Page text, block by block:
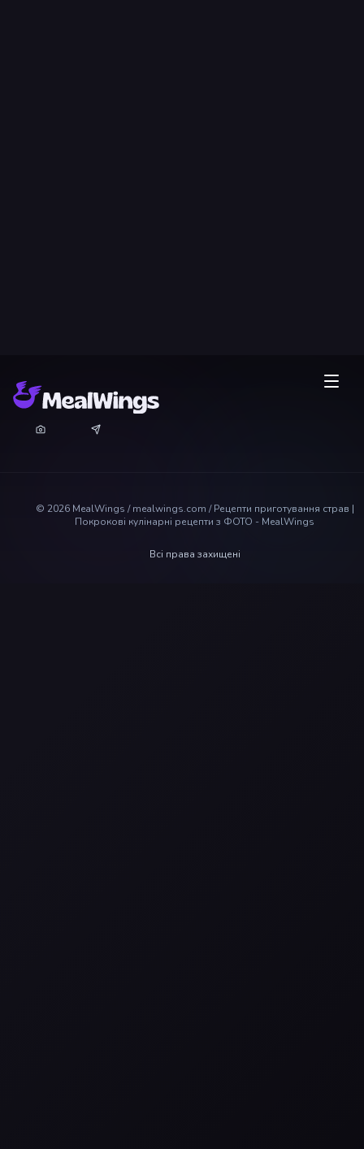
© 2026 MealWings / mealwings.com /Рецепти приготування страв |
Покрокові кулінарні рецепти з ФОТО - MealWings
Всі права захищені